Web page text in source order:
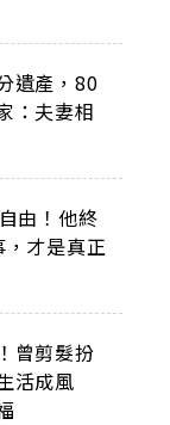
遺產，80
：夫妻相
由！他終
才是真正
曾剪髮扮
活成風